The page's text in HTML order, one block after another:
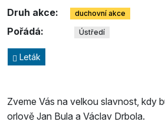
Druh akce:
duchovní akce
Pořádá: Ústředí
Leták
Zveme Vás na velkou slavnost, kdy
orlově Jan Bula a Václav Drbola.